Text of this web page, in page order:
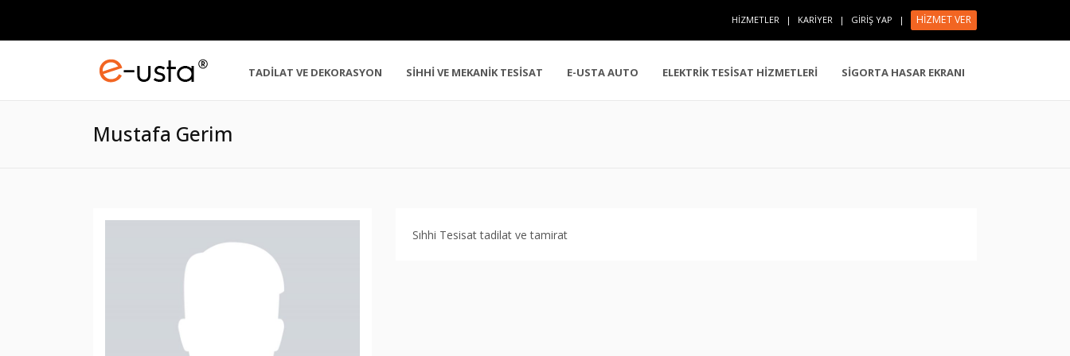
HİZMETLER | KARİYER | GİRİŞ YAP | HİZMET VER
TADİLAT VE DEKORASYON SİHHİ VE MEKANİK TESİSAT E-USTA AUTO ELEKTRİK TESİSAT HİZMETLERİ SİGORTA HASAR EKRANI
Mustafa Gerim
Sıhhi Tesisat tadilat ve tamirat